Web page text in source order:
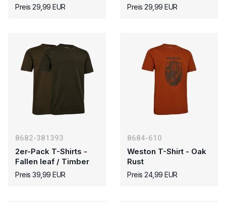
Preis 29,99 EUR Preis 29,99 EUR
8682-381393
2er-Pack T-Shirts -
Fallen leaf / Timber
Preis 39,99 EUR
8684-610
Weston T-Shirt - Oak
Rust
Preis 24,99 EUR